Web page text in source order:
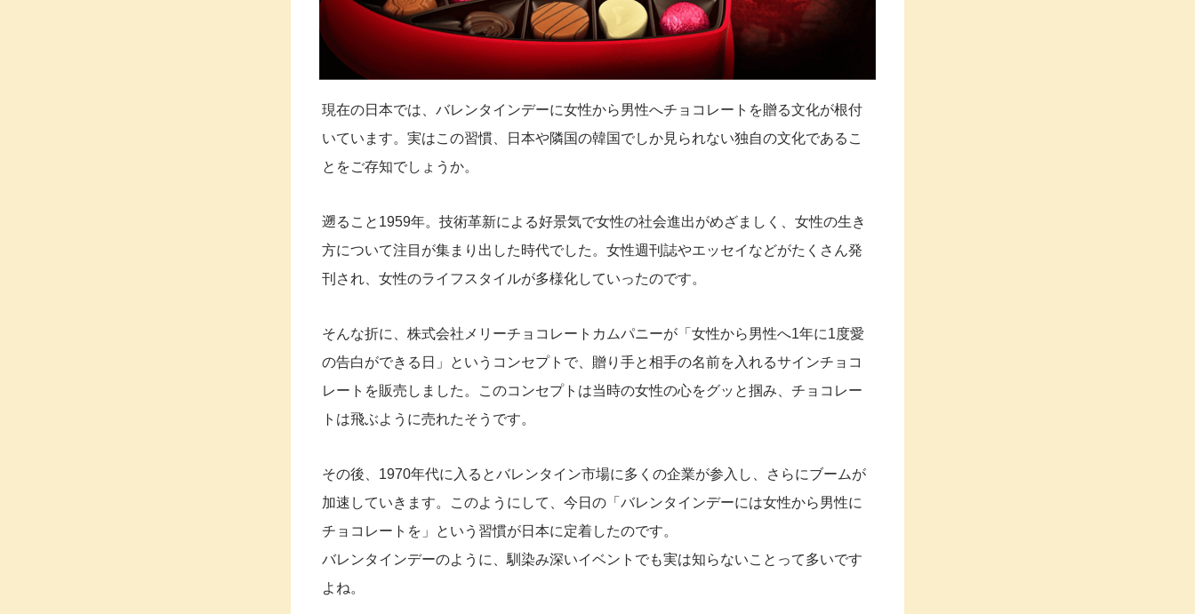
現在の日本では、バレンタインデーに女性から男性へチョコレートを贈る文化が根付
いています。実はこの習慣、日本や隣国の韓国でしか見られない独自の文化であるこ
とをご存知でしょうか。
遡ること1959年。技術革新による好景気で女性の社会進出がめざましく、女性の生き
方について注目が集まり出した時代でした。女性週刊誌やエッセイなどがたくさん発
刊され、女性のライフスタイルが多様化していったのです。
そんな折に、株式会社メリーチョコレートカムパニーが「女性から男性へ1年に1度愛
の告白ができる日」というコンセプトで、贈り手と相手の名前を入れるサインチョコ
レートを販売しました。このコンセプトは当時の女性の心をグッと掴み、チョコレー
トは飛ぶように売れたそうです。
その後、1970年代に入るとバレンタイン市場に多くの企業が参入し、さらにブームが
加速していきます。このようにして、今日の「バレンタインデーには女性から男性に
チョコレートを」という習慣が日本に定着したのです。
バレンタインデーのように、馴染み深いイベントでも実は知らないことって多いです
よね。